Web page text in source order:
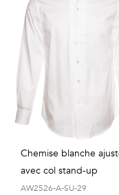
Chemise blanche
avec col stand-up
AW2526-A-SU-29